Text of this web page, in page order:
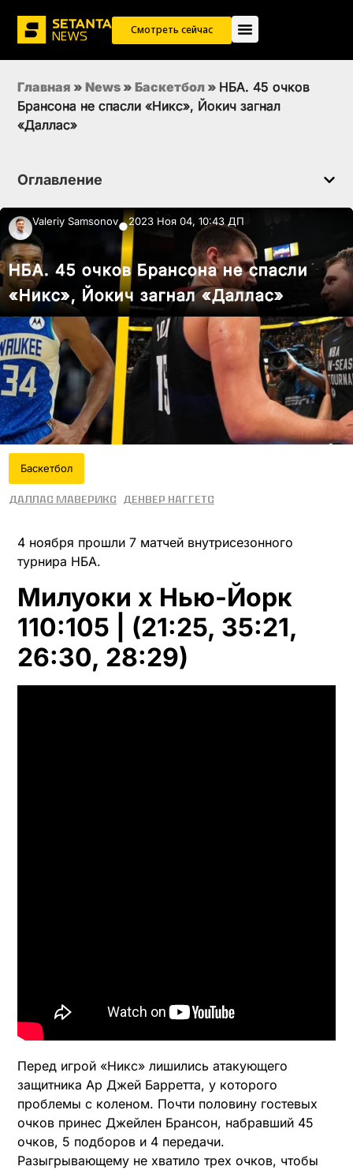
Смотреть сейчас
Главная » News » Баскетбол » НБА. 45 очков
Брансона не спасли «Никс», Йокич загнал
«Даллас»
Оглавление
Valeriy Samsonov●2023 Ноя 04, 10:43 ДП
НБА. 45 очков Брансона не спасли
«Никс», Йокич загнал «Даллас»
Баскетбол
Даллас Маверикс Денвер Наггетс
4 ноября прошли 7 матчей внутрисезонного
турнира НБА.
Милуоки x Нью-Йорк
110:105 | (21:25, 35:21,
26:30, 28:29)
Перед игрой «Никс» лишились атакующего
защитника Ар Джей Барретта, у которого
проблемы с коленом. Почти половину гостевых
очков принес Джейлен Брансон, набравший 45
очков, 5 подборов и 4 передачи.
Разыгрывающему не хватило трех очков, чтобы